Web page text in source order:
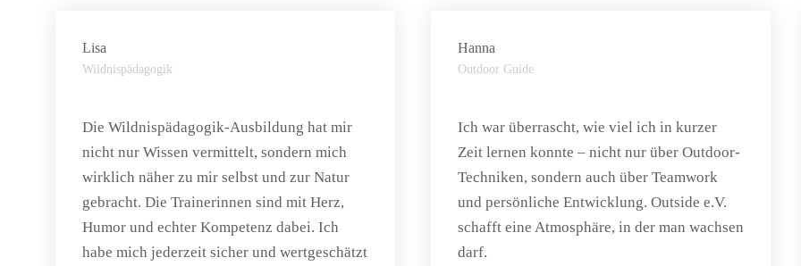
Lisa
Wildnispädagogik
Die Wildnispädagogik-Ausbildung hat mir
nicht nur Wissen vermittelt, sondern mich
wirklich näher zu mir selbst und zur Natur
gebracht. Die Trainerinnen sind mit Herz,
Humor und echter Kompetenz dabei. Ich
habe mich jederzeit sicher und wertgeschätzt
Hanna
Outdoor Guide
Ich war überrascht, wie viel ich in kurzer
Zeit lernen konnte – nicht nur über Outdoor-
Techniken, sondern auch über Teamwork
und persönliche Entwicklung. Outside e.V.
schafft eine Atmosphäre, in der man wachsen
darf.